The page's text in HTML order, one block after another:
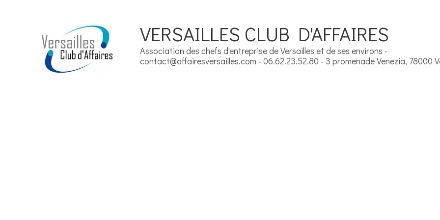
VERSAILLES CLUB D'AFFAIRES
Association des chefs d'entreprise de Versailles et de ses environs -
contact@affairesversailles.com - 06.62.23.52.80 - 3 promenade Venezia, 78000